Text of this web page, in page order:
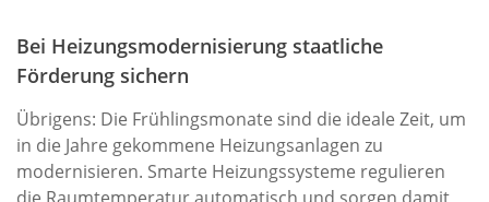
Bei Heizungsmodernisierung staatliche
Förderung sichern
Übrigens: Die Frühlingsmonate sind die ideale Zeit, um
in die Jahre gekommene Heizungsanlagen zu
modernisieren. Smarte Heizungssysteme regulieren